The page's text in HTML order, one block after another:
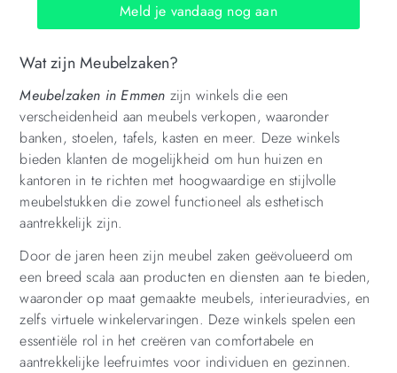
Wat zijn Meubelzaken?
Meubelzaken in Emmen zijn winkels die een
verscheidenheid aan meubels verkopen, waaronder
banken, stoelen, tafels, kasten en meer. Deze winkels
bieden klanten de mogelijkheid om hun huizen en
kantoren in te richten met hoogwaardige en stijlvolle
meubelstukken die zowel functioneel als esthetisch
aantrekkelijk zijn.
Door de jaren heen zijn meubel zaken geëvolueerd om
een breed scala aan producten en diensten aan te bieden,
waaronder op maat gemaakte meubels, interieuradvies, en
zelfs virtuele winkelervaringen. Deze winkels spelen een
essentiële rol in het creëren van comfortabele en
aantrekkelijke leefruimtes voor individuen en gezinnen.
Meld je vandaag nog aan